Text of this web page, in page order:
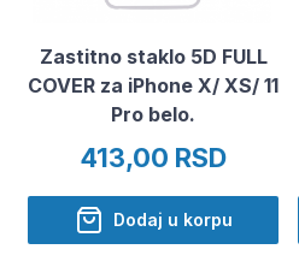
Zastitno staklo 5D FULL
COVER za iPhone X/ XS/ 11
Pro belo.
413,00 RSD
Dodaj u korpu